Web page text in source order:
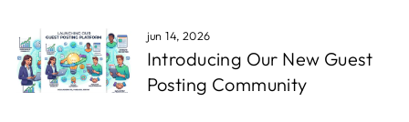
jun 14, 2026
Introducing Our New Guest
Posting Community